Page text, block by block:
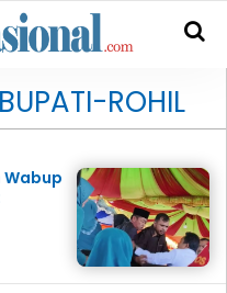
ROHIL